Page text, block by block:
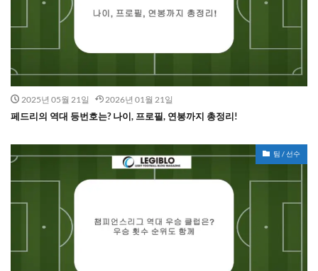
2025년 05월 21일 2026년 01월 21일
페드리의 역대 등번호는? 나이, 프로필, 연봉까지 총정리!
팀 / 선수